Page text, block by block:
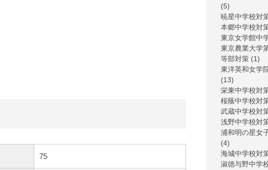
75
(5)
暁星中学校対
本郷中学校対
東京女学館中
東京農業大学
等部対策 (1)
東洋英和女学
(13)
栄東中学校対
桜蔭中学校対
武蔵中学校対
浅野中学校対
浦和明の星女
(4)
海城中学校対
淑徳与野中学